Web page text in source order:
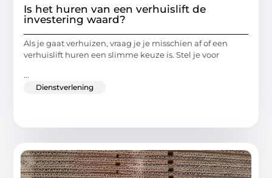
Is het huren van een verhuislift de
investering waard?
Als je gaat verhuizen, vraag je je misschien af of een
verhuislift huren een slimme keuze is. Stel je voor
...
Dienstverlening